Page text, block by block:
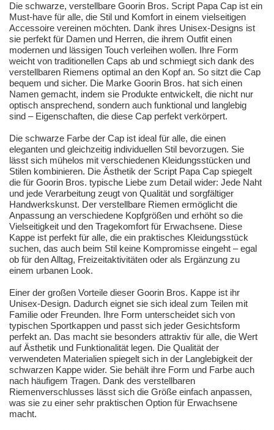
Die schwarze, verstellbare Goorin Bros. Script Papa Cap ist ein
Must-have für alle, die Stil und Komfort in einem vielseitigen
Accessoire vereinen möchten. Dank ihres Unisex-Designs ist
sie perfekt für Damen und Herren, die ihrem Outfit einen
modernen und lässigen Touch verleihen wollen. Ihre Form
weicht von traditionellen Caps ab und schmiegt sich dank des
verstellbaren Riemens optimal an den Kopf an. So sitzt die Cap
bequem und sicher. Die Marke Goorin Bros. hat sich einen
Namen gemacht, indem sie Produkte entwickelt, die nicht nur
optisch ansprechend, sondern auch funktional und langlebig
sind – Eigenschaften, die diese Cap perfekt verkörpert.
Die schwarze Farbe der Cap ist ideal für alle, die einen
eleganten und gleichzeitig individuellen Stil bevorzugen. Sie
lässt sich mühelos mit verschiedenen Kleidungsstücken und
Stilen kombinieren. Die Ästhetik der Script Papa Cap spiegelt
die für Goorin Bros. typische Liebe zum Detail wider: Jede Naht
und jede Verarbeitung zeugt von Qualität und sorgfältiger
Handwerkskunst. Der verstellbare Riemen ermöglicht die
Anpassung an verschiedene Kopfgrößen und erhöht so die
Vielseitigkeit und den Tragekomfort für Erwachsene. Diese
Kappe ist perfekt für alle, die ein praktisches Kleidungsstück
suchen, das auch beim Stil keine Kompromisse eingeht – egal
ob für den Alltag, Freizeitaktivitäten oder als Ergänzung zu
einem urbanen Look.
Einer der großen Vorteile dieser Goorin Bros. Kappe ist ihr
Unisex-Design. Dadurch eignet sie sich ideal zum Teilen mit
Familie oder Freunden. Ihre Form unterscheidet sich von
typischen Sportkappen und passt sich jeder Gesichtsform
perfekt an. Das macht sie besonders attraktiv für alle, die Wert
auf Ästhetik und Funktionalität legen. Die Qualität der
verwendeten Materialien spiegelt sich in der Langlebigkeit der
schwarzen Kappe wider. Sie behält ihre Form und Farbe auch
nach häufigem Tragen. Dank des verstellbaren
Riemenverschlusses lässt sich die Größe einfach anpassen,
was sie zu einer sehr praktischen Option für Erwachsene
macht.